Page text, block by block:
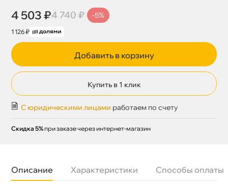
4 503 ₽4 740 ₽ -5%
1 126 ₽
Добавить в корзину
Купить в 1 клик
С юридическими лицами работаем по счету
Скидка 5% при заказе через интернет-магазин
Описание Характеристики Способы оплаты